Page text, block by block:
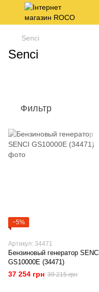
Senci
Senci
Фильтр
−5%
Артикул: 34471
Бензиновый генератор SENCI
GS10000E (34471)
37 254 грн 39 215 грн